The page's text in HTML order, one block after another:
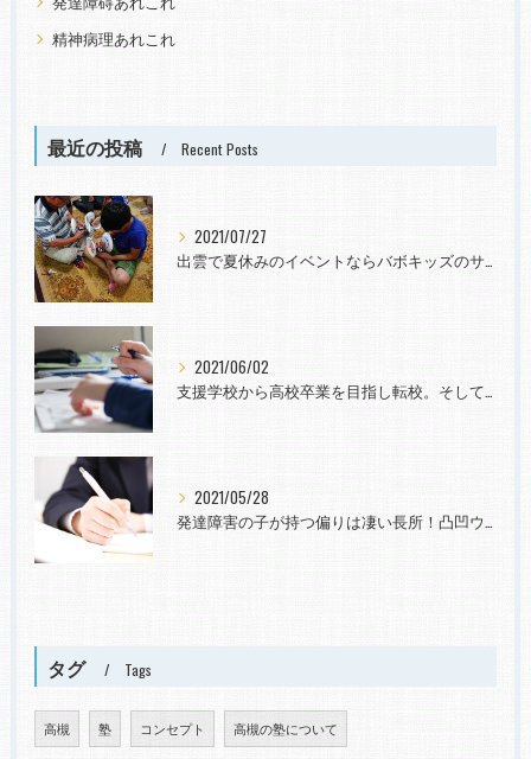
精神病理あれこれ
最近の投稿 Recent Posts
2021/07/27
出雲で夏休みのイベントならバボキッズのサマースクールへ
2021/06/02
支援学校から高校卒業を目指し転校。そして社会へ。発達障害と診断されても~
2021/05/28
発達障害の子が持つ偏りは凄い長所！凸凹ウェルカム！向学意欲や力を育てたい
タグ Tags
高槻 塾 コンセプト 高槻の塾について